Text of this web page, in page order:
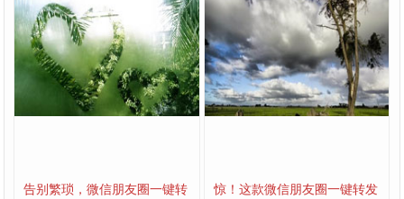
告别繁琐，微信朋友圈一键转
惊！这款微信朋友圈一键转发